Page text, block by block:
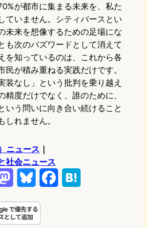
が都市に集まる未来を、私た
ていません。シティバースとい
未来を想像するための足場にな
も次のバズワードとして消えて
を知っているのは、これから各
民が積み重ねる実践だけです。
装なし」という批判を乗り越え
精度だけでなく、誰のために、
いう問いに向き合い続けること
しれません。
ニュース
社会ニュース
s
u